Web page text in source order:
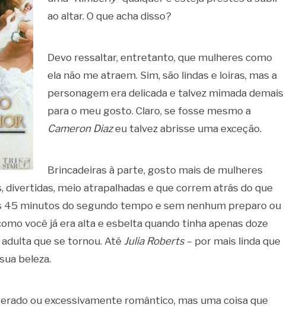
ao altar. O que acha disso?
Devo ressaltar, entretanto, que mulheres como
ela não me atraem. Sim, são lindas e loiras, mas a
personagem era delicada e talvez mimada demais
para o meu gosto. Claro, se fosse mesmo a
Cameron Diazeu talvez abrisse uma exceção.
Brincadeiras à parte, gosto mais de mulheres
divertidas, meio atrapalhadas e que correm atrás do que
45 minutos do segundo tempo e sem nenhum preparo ou
você já era alta e esbelta quando tinha apenas doze
que se tornou. Até Julia Roberts – por mais linda que
beleza.
ou excessivamente romântico, mas uma coisa que